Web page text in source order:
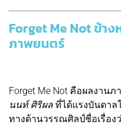
Forget Me Not ข้า
ภาพยนตร์
Forget Me Not คือผลงาน
นนท์ ศิริผล ที่ได้แรงบันดา
ทางด้านวรรณศิลป์ชื่อเรื่อง